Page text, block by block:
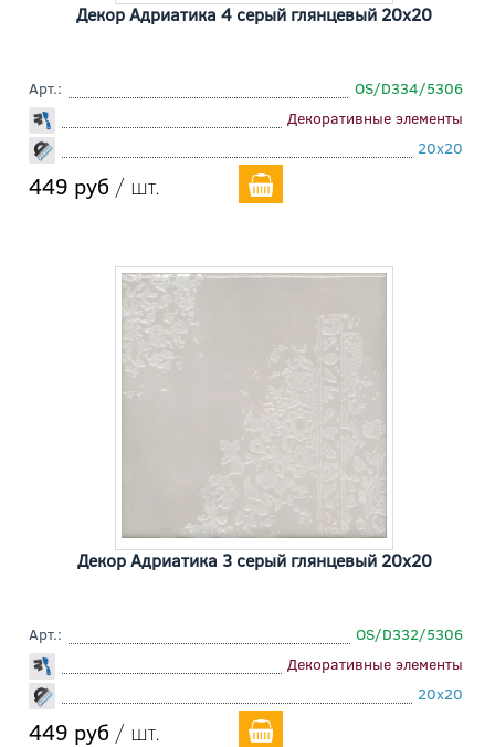
Декор Адриатика 4 серый глянцевый 20x20
Арт.:
OS/D334/5306
Декоративные элементы
20x20
449 руб / шт.
Декор Адриатика 3 серый глянцевый 20x20
Арт.:
OS/D332/5306
Декоративные элементы
20x20
449 руб / шт.